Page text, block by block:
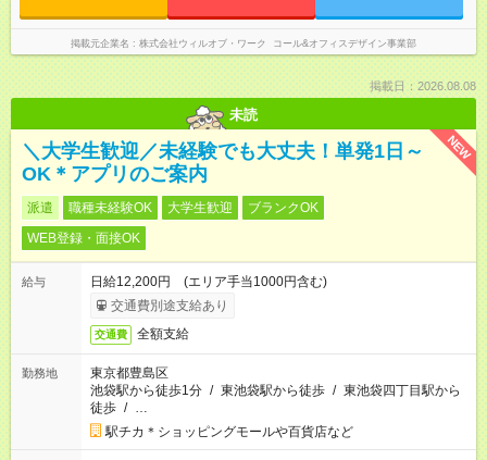
掲載元企業名 株式会社ウィルオブ・ワーク コール&オフィスデザイン事業部
掲載日：2026.08.08
未読
NEW
＼大学生歓迎／未経験でも大丈夫！単発1日～
OK＊アプリのご案内
派遣 職種未経験OK 大学生歓迎
ブランクOK
WEB登録・面接OK
給与
日給12,200円 (エリア手当1000円含む)
交通費別途支給あり
交通費 全額支給
勤務地
東京都豊島区
池袋駅から徒歩1分 / 東池袋駅から徒歩 / 東池袋四丁目駅から
徒歩 / …
駅チカ＊ショッピングモールや百貨店など